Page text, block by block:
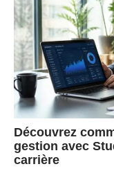
Découvrez
gestion avec
carrière